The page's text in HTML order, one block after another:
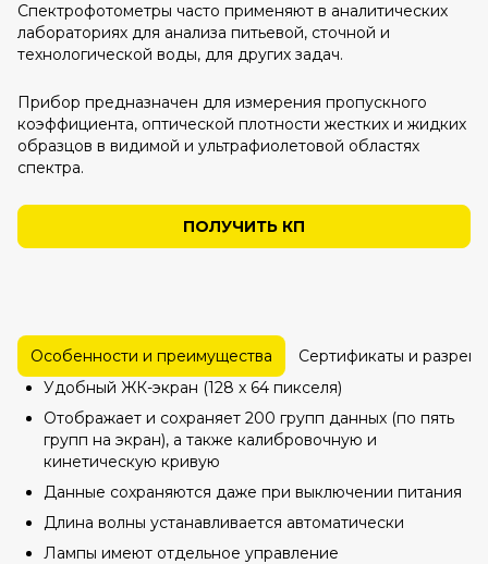
Спектрофотометры часто применяют в аналитических
лабораториях для анализа питьевой, сточной и
технологической воды, для других задач.
Прибор предназначен для измерения пропускного
коэффициента, оптической плотности жестких и жидких
образцов в видимой и ультрафиолетовой областях
спектра.
ПОЛУЧИТЬ КП
Особенности и преимущества
Сертификаты и
Удобный ЖК-экран (128 x 64 пикселя)
Отображает и сохраняет 200 групп данных (по пять
групп на экран), а также калибровочную и
кинетическую кривую
Данные сохраняются даже при выключении питания
Длина волны устанавливается автоматически
Лампы имеют отдельное управление